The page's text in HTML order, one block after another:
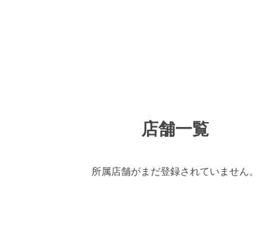
店舗一覧
所属店舗がまだ登録されていません。